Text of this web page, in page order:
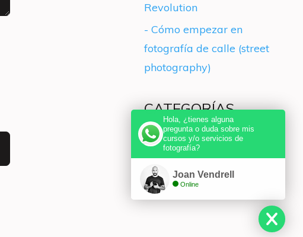
Revolution
- Cómo empezar en
fotografía de calle (street
photography)
CATEGORÍAS
- Blog
Hola, ¿tienes alguna
pregunta o duda sobre mis
cursos y/o servicios de
fotografía?
Joan Vendrell
Online